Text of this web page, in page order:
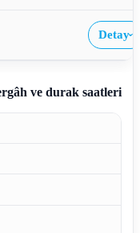
Detay›
ve durak saatleri